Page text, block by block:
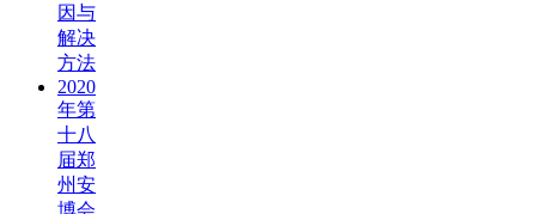
因与
解决
方法
2020
年第
十八
届郑
州安
博会